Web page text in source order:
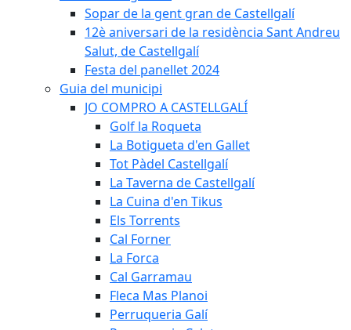
Sopar de la gent gran de Castellgalí
12è aniversari de la residència Sant Andreu
Salut, de Castellgalí
Festa del panellet 2024
Guia del municipi
JO COMPRO A CASTELLGALÍ
Golf la Roqueta
La Botigueta d'en Gallet
Tot Pàdel Castellgalí
La Taverna de Castellgalí
La Cuina d'en Tikus
Els Torrents
Cal Forner
La Forca
Cal Garramau
Fleca Mas Planoi
Perruqueria Galí